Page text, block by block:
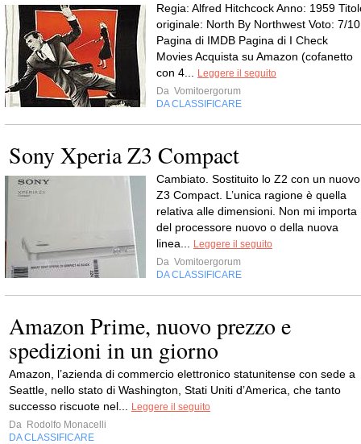
Regia: Alfred Hitchcock Anno: 1959
originale: North By Northwest Voto: 7/10
Pagina di IMDB Pagina di I Check
Movies Acquista su Amazon (cofanetto
con 4...
Leggere il seguito
Da Vomitoergorum
DA CLASSIFICARE
Sony Xperia Z3 Compact
Cambiato. Sostituito lo Z2 con un nuovo
Z3 Compact. L’unica ragione è quella
relativa alle dimensioni. Non mi importa
del processore nuovo o della nuova
linea...
Leggere il seguito
Da Vomitoergorum
DA CLASSIFICARE
Amazon Prime, nuovo prezzo e
spedizioni in un giorno
Amazon, l’azienda di commercio elettronico statunitense con sede a
Seattle, nello stato di Washington, Stati Uniti d’America, che tanto
successo riscuote nel...
Leggere il seguito
Da Rodolfo Monacelli
DA CLASSIFICARE